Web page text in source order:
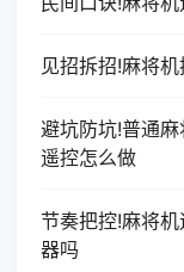
见招拆招!麻将
避坑防坑!普通
遥控怎么做
节奏把控!麻将
器吗